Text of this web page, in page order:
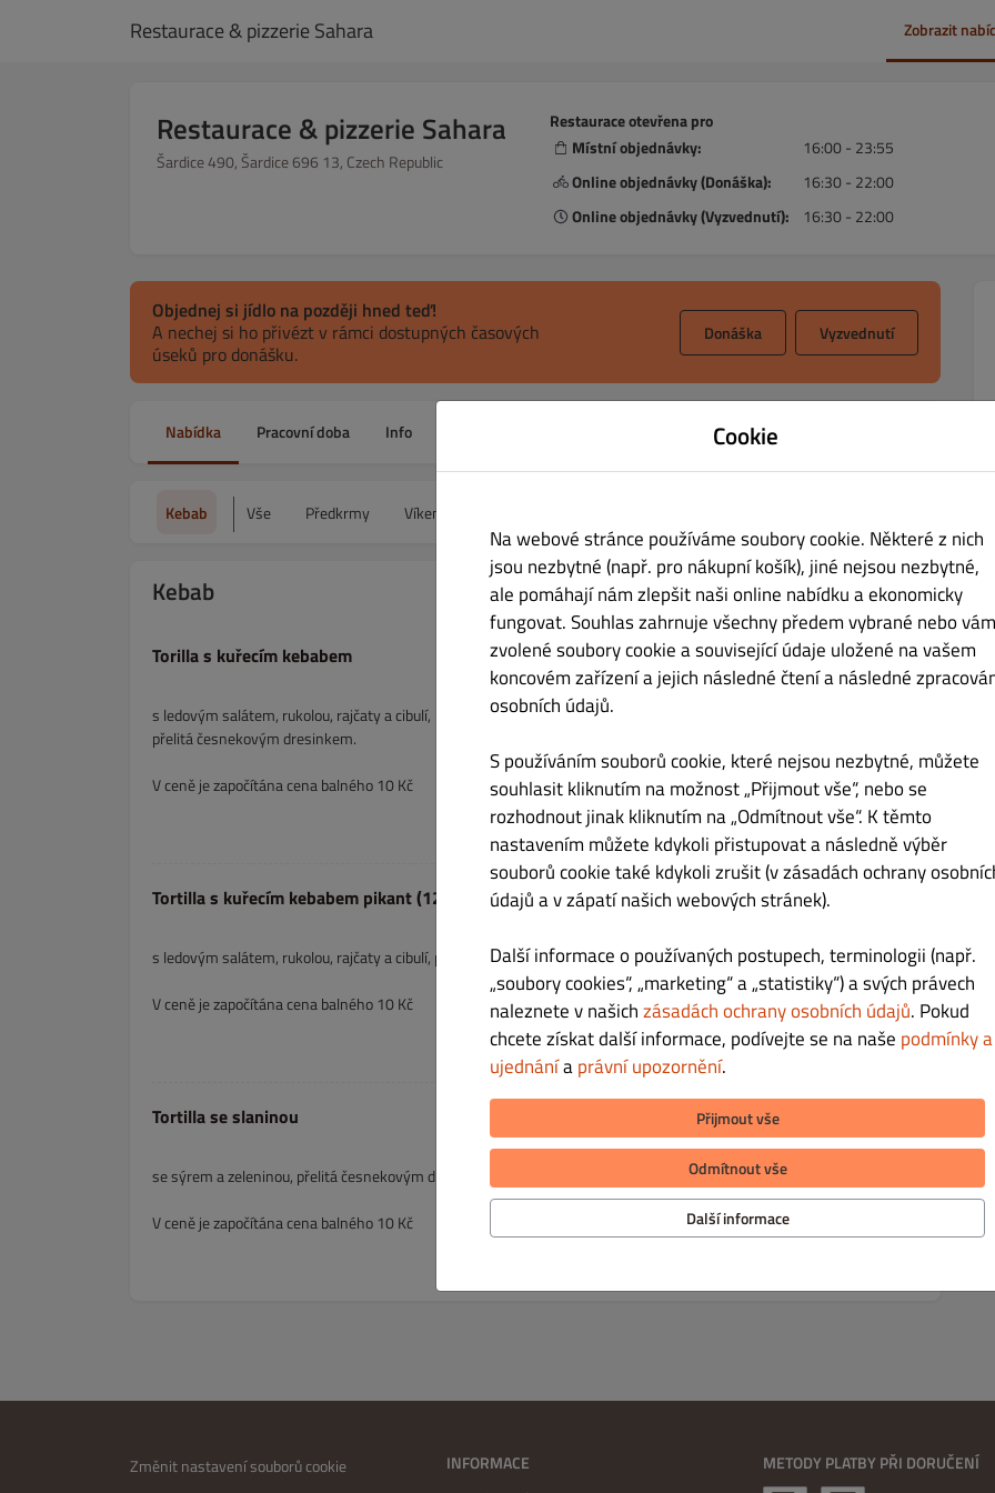
Restaurace & pizzerie Sahara Zobrazit
Restaurace & pizzerie Sahara
Šardice 490, Šardice 696 13, Czech Republic
Restaurace otevřena pro
Místní objednávky:
16:00 - 23:55
Online objednávky (Donáška):
16:30 - 22:00
Online objednávky (Vyzvednutí):
16:30 - 22:00
Objednej si jídlo na později hned teď!
A nechej si ho přivézt v rámci dostupných časových
úseků pro donášku.
Donáška Vyzvednutí
Nabídka Pracovní doba Info
Kebab Vše Předkrmy Víkendové menu
Kebab
Torilla s kuřecím kebabem Kč 159.00
s ledovým salátem, rukolou, rajčaty a cibulí,
přelitá česnekovým dresinkem.
V ceně je započítána cena balného 10 Kč
Tortilla s kuřecím kebabem pikant (120g)
s ledovým salátem, rukolou, rajčaty a cibulí, přelitá česnekovým dresinkem.
V ceně je započítána cena balného 10 Kč
Tortilla se slaninou
se sýrem a zeleninou, přelitá česnekovým dresinkem.
V ceně je započítána cena balného 10 Kč
Změnit nastavení souborů cookie
INFORMACE
METODY PLATBY PŘI DORUČENÍ
Cookie
Na webové stránce používáme soubory cookie. Některé z nich
jsou nezbytné (např. pro nákupní košík), jiné nejsou nezbytné,
ale pomáhají nám zlepšit naši online nabídku a ekonomicky
fungovat. Souhlas zahrnuje všechny předem vybrané nebo
zvolené soubory cookie a související údaje uložené na vašem
koncovém zařízení a jejich následné čtení a následné
osobních údajů.
S používáním souborů cookie, které nejsou nezbytné, můžete
souhlasit kliknutím na možnost „Přijmout vše“, nebo se
rozhodnout jinak kliknutím na „Odmítnout vše“. K těmto
nastavením můžete kdykoli přistupovat a následně výběr
souborů cookie také kdykoli zrušit (v zásadách ochrany
údajů a v zápatí našich webových stránek).
Další informace o používaných postupech, terminologii (např.
„soubory cookies“, „marketing“ a „statistiky“) a svých právech
naleznete v našichzásadách ochrany osobních údajů. Pokud
chcete získat další informace, podívejte se na naše podmínky a
ujednáníaprávní upozornění.
Přijmout vše
Odmítnout vše
Další informace